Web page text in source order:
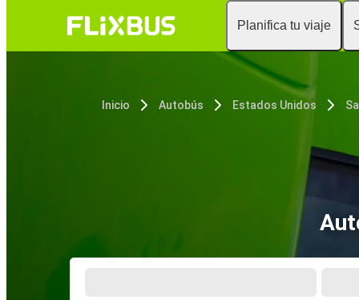
Planifica tu viaje
Inicio Autobús Estados Unidos